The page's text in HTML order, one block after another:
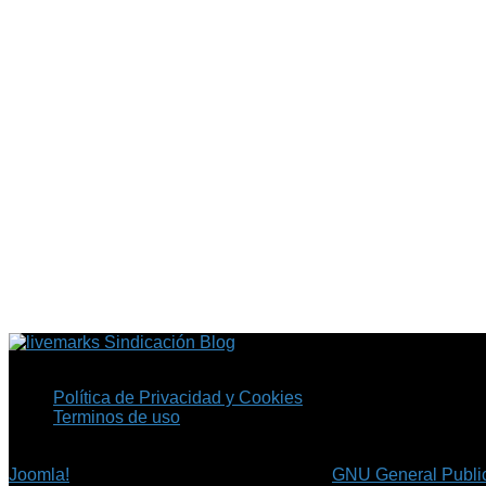
Sindicación Blog
Política de Privacidad y Cookies
Terminos de uso
Joomla!
GNU General